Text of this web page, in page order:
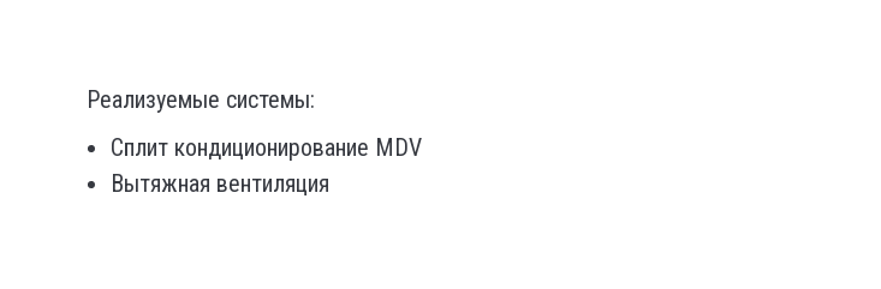
Реализуемые системы:
Сплит кондиционирование MDV
Вытяжная вентиляция